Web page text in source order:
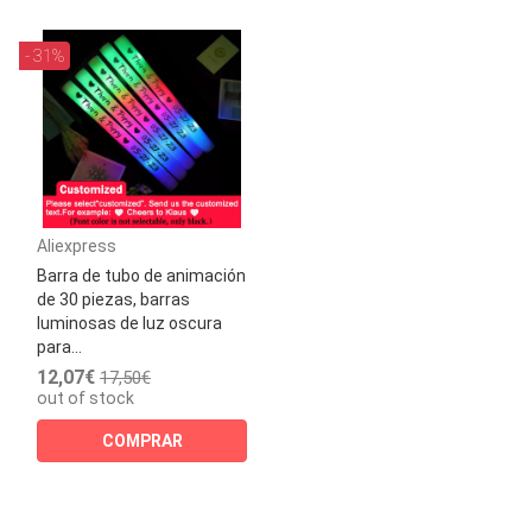
- 31%
Aliexpress
Barra de tubo de animación
de 30 piezas, barras
luminosas de luz oscura
para...
12,07€ 17,50€
out of stock
COMPRAR